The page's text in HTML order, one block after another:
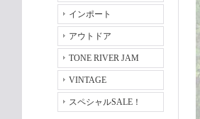
インポート
アウトドア
TONE RIVER JAM
VINTAGE
スペシャルSALE！